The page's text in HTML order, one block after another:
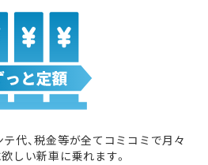
代、税金等が全てコミコミで月々
しい新車に乗れます。